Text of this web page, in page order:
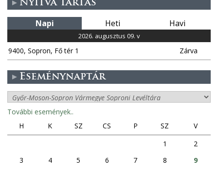
Nyitva tartás
Napi Heti Havi
2026. augusztus 09. v
9400, Sopron, Fő tér 1 Zárva
Eseménynaptár
További események..
H
K SZ CS P SZ
V
1
2
3
4 5 6 7 8
9